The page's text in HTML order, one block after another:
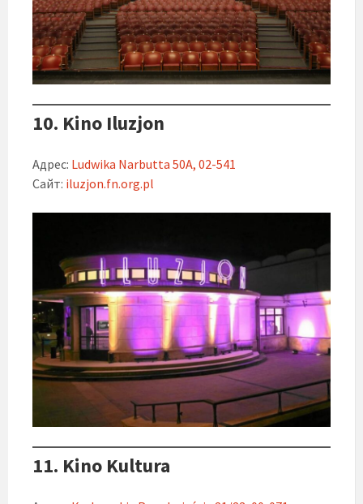
10. Kino Iluzjon
Адрес: Ludwika Narbutta 50A, 02-541
Сайт: iluzjon.fn.org.pl
11. Kino Kultura